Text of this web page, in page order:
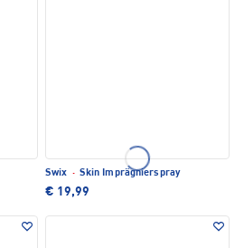
Swix · Skin Imprägnierspray
€ 19,99